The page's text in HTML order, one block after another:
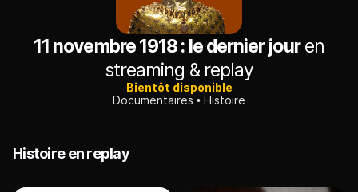
11 novembre 1918 : le dernier jouren
streaming & replay
Bientôt disponible
Documentaires
Histoire
Histoire en replay